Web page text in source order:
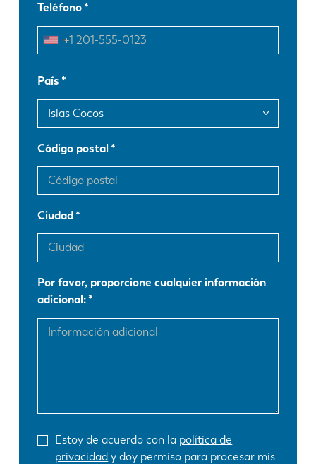
Teléfono
País
Código postal
Ciudad
Por favor, proporcione cualquier información
adicional:
Estoy de acuerdo con la política de
privacidad y doy permiso para procesar mis
DE
KO